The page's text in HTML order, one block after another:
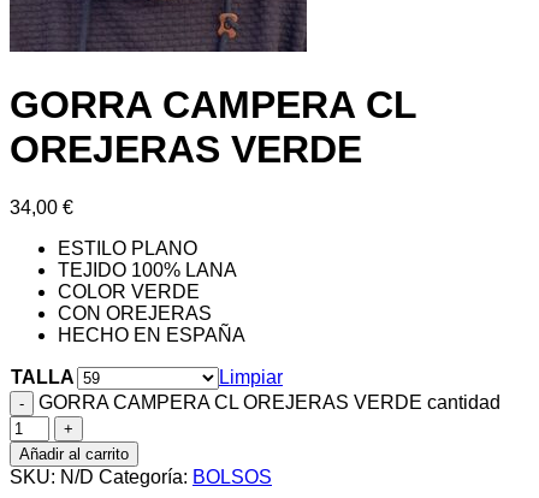
GORRA CAMPERA CL
OREJERAS VERDE
34,00 €
ESTILO PLANO
TEJIDO 100% LANA
COLOR VERDE
CON OREJERAS
HECHO EN ESPAÑA
TALLA
Limpiar
GORRA CAMPERA CL OREJERAS VERDE cantidad
Añadir al carrito
SKU: N/D Categoría: BOLSOS